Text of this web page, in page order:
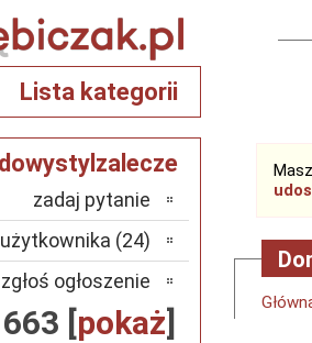
Lista kategorii
zadaj pytanie
(24)
zgłoś ogłoszenie
663 [pokaż]